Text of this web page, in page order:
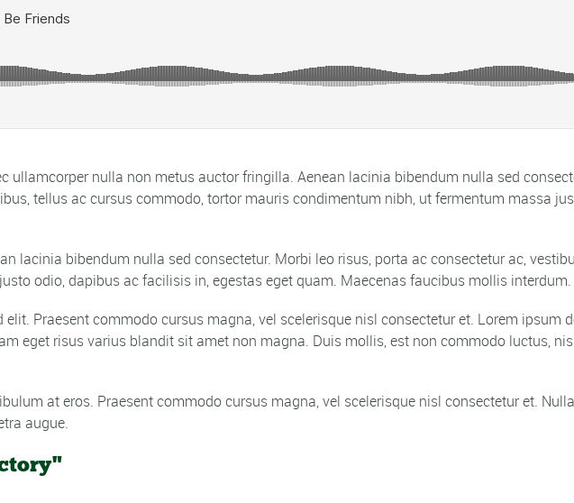
ullamcorper nulla non metus auctor fringilla. Aenean lacinia bibendum nulla sed
tellus ac cursus commodo, tortor mauris condimentum nibh, ut fermentum massa
lacinia bibendum nulla sed consectetur. Morbi leo risus, porta ac consectetur ac,
odio, dapibus ac facilisis in, egestas eget quam. Maecenas faucibus mollis interdum.
Praesent commodo cursus magna, vel scelerisque nisl consectetur et. Lorem ipsum
eget risus varius blandit sit amet non magna. Duis mollis, est non commodo luctus,
at eros. Praesent commodo cursus magna, vel scelerisque nisl consectetur et.
augue.